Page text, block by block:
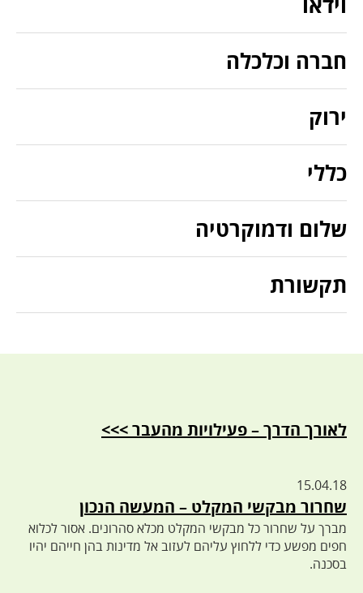
חברה וכלכלה
ירוק
כללי
שלום ודמוקרטיה
תקשורת
לאורך הדרך – פעילויות מהעבר >>>
15.04.18
שחרור מבקשי המקלט – המעשה הנכון
מברך על שחרור כל מבקשי המקלט מכלא סהרונים. אסור לכלוא
חפים מפשע כדי ללחוץ עליהם לעזוב אל מדינות בהן חייהם יהיו
בסכנה.